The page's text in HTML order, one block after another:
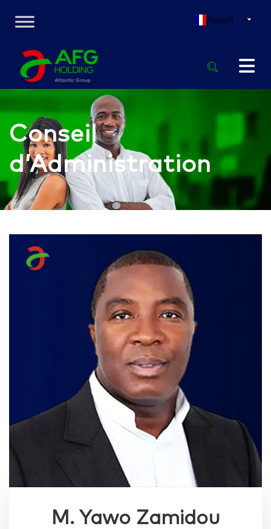
French
Conseil
d’Administration
M. Yawo Zamidou